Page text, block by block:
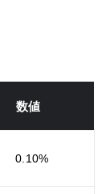
数値
0.10%